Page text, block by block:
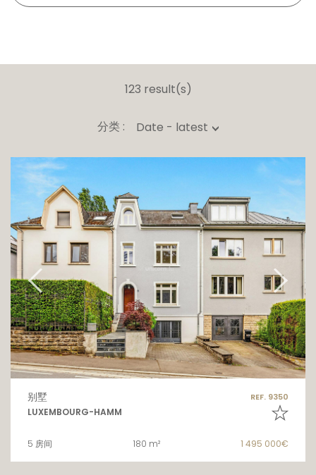
123 result(s)
分类 : Date - latest
别墅 REF. 9350
LUXEMBOURG-HAMM
5 房间 180 m² 1 495 000€